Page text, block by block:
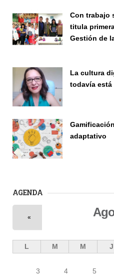
Con trabajo
titula
Gestión de
La cultura
todavía está
adaptativo
AGENDA
«
L M M J
3
4 5